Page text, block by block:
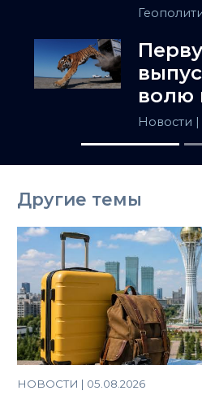
волю
«Или-
Новости
Другие темы
НОВОСТИ | 05.08.2026